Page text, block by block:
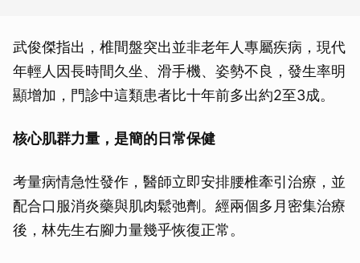
武俊傑指出，椎間盤突出並非老年人專屬疾病，現代
年輕人因長時間久坐、滑手機、姿勢不良，發生率明
顯增加，門診中這類患者比十年前多出約2至3成。
核心肌群力量，是簡的日常保健
考量病情急性發作，醫師立即安排腰椎牽引治療，並
配合口服消炎藥與肌肉鬆弛劑。經兩個多月密集治療
後，林先生右腳力量幾乎恢復正常。